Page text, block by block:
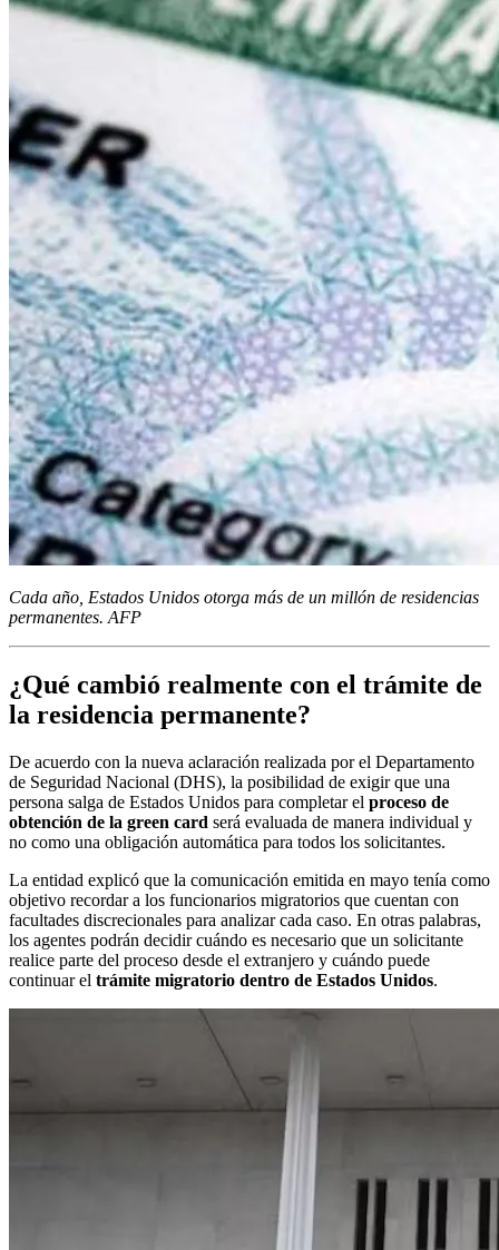
Cada año, Estados Unidos otorga más de un millón de residencias
permanentes. AFP
¿Qué cambió realmente con el trámite de
la residencia permanente?
De acuerdo con la nueva aclaración realizada por el Departamento
de Seguridad Nacional (DHS), la posibilidad de exigir que una
persona salga de Estados Unidos para completar el proceso de
obtención de la green card será evaluada de manera individual y
no como una obligación automática para todos los solicitantes.
La entidad explicó que la comunicación emitida en mayo tenía como
objetivo recordar a los funcionarios migratorios que cuentan con
facultades discrecionales para analizar cada caso. En otras palabras,
los agentes podrán decidir cuándo es necesario que un solicitante
realice parte del proceso desde el extranjero y cuándo puede
continuar el trámite migratorio dentro de Estados Unidos.